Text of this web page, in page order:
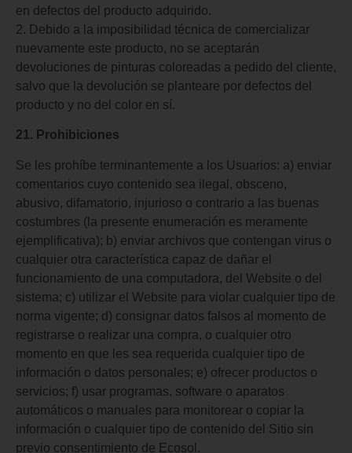
en defectos del producto adquirido.
2. Debido a la imposibilidad técnica de comercializar
nuevamente este producto, no se aceptarán
devoluciones de pinturas coloreadas a pedido del cliente,
salvo que la devolución se planteare por defectos del
producto y no del color en sí.
21. Prohibiciones
Se les prohíbe terminantemente a los Usuarios: a) enviar
comentarios cuyo contenido sea ilegal, obsceno,
abusivo, difamatorio, injurioso o contrario a las buenas
costumbres (la presente enumeración es meramente
ejemplificativa); b) enviar archivos que contengan virus o
cualquier otra característica capaz de dañar el
funcionamiento de una computadora, del Website o del
sistema; c) utilizar el Website para violar cualquier tipo de
norma vigente; d) consignar datos falsos al momento de
registrarse o realizar una compra, o cualquier otro
momento en que les sea requerida cualquier tipo de
información o datos personales; e) ofrecer productos o
servicios; f) usar programas, software o aparatos
automáticos o manuales para monitorear o copiar la
información o cualquier tipo de contenido del Sitio sin
previo consentimiento de Ecosol.